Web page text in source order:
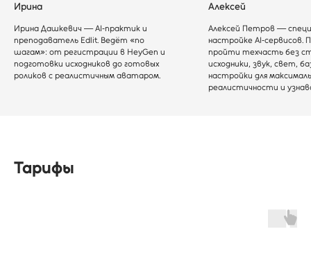
Ирина
Ирина Дашкевич — AI‑практик и
преподаватель Edlit. Ведёт «по
шагам»: от регистрации в HeyGen и
подготовки исходников до готовых
роликов с реалистичным аватаром.
Алексей
Алексей Петров —
настройке AI‑сервисов.
пройти техчасть без
исходники, звук, свет,
настройки для
реалистичности и
Тарифы